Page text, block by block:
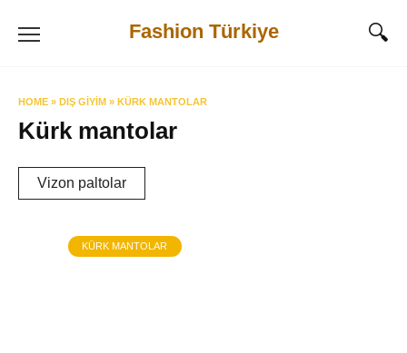
Fashion Türkiye
HOME » DIŞ GIYIM » KÜRK MANTOLAR
Kürk mantolar
Vizon paltolar
KÜRK MANTOLAR